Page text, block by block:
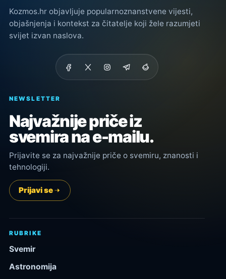
Kozmos.hr objavljuje popularnoznanstvene vijesti,
objašnjenja i kontekst za čitatelje koji žele razumjeti
svijet izvan naslova.
NEWSLETTER
Najvažnije priče iz
svemira na e-mailu.
Prijavite se za najvažnije priče o svemiru, znanosti i
tehnologiji.
Prijavi se
RUBRIKE
Svemir
Astronomija